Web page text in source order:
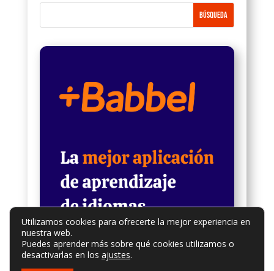
Utilizamos cookies para ofrecerte la mejor experiencia en
nuestra web.
Puedes aprender más sobre qué cookies utilizamos o
desactivarlas en los ajustes.